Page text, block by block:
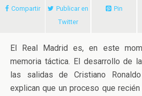
Compartir
Publicar en
Twitter
Pin
El Real Madrid es, en este
memoria táctica. El desarrollo de
las salidas de Cristiano
explican que un proceso que